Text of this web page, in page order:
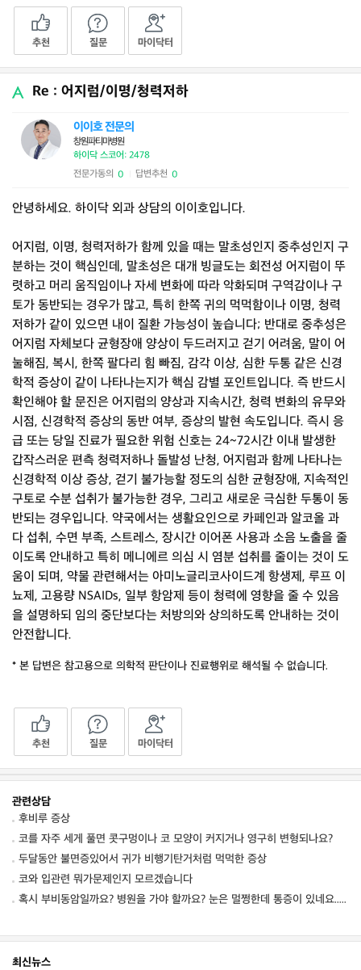
추천 질문 마이닥터
Re : 어지럼/이명/청력저하
이이호 전문의
창원파티마병원
하이닥 스코어: 2478
전문가동의 0 답변추천 0
안녕하세요. 하이닥 외과 상담의 이이호입니다.
어지럼, 이명, 청력저하가 함께 있을 때는 말초성인지 중추성인지 구
분하는 것이 핵심인데, 말초성은 대개 빙글도는 회전성 어지럼이 뚜
렷하고 머리 움직임이나 자세 변화에 따라 악화되며 구역감이나 구
토가 동반되는 경우가 많고, 특히 한쪽 귀의 먹먹함이나 이명, 청력
저하가 같이 있으면 내이 질환 가능성이 높습니다; 반대로 중추성은
어지럼 자체보다 균형장애 양상이 두드러지고 걷기 어려움, 말이 어
눌해짐, 복시, 한쪽 팔다리 힘 빠짐, 감각 이상, 심한 두통 같은 신경
학적 증상이 같이 나타나는지가 핵심 감별 포인트입니다. 즉 반드시
확인해야 할 문진은 어지럼의 양상과 지속시간, 청력 변화의 유무와
시점, 신경학적 증상의 동반 여부, 증상의 발현 속도입니다. 즉시 응
급 또는 당일 진료가 필요한 위험 신호는 24~72시간 이내 발생한
갑작스러운 편측 청력저하나 돌발성 난청, 어지럼과 함께 나타나는
신경학적 이상 증상, 걷기 불가능할 정도의 심한 균형장애, 지속적인
구토로 수분 섭취가 불가능한 경우, 그리고 새로운 극심한 두통이 동
반되는 경우입니다. 약국에서는 생활요인으로 카페인과 알코올 과
다 섭취, 수면 부족, 스트레스, 장시간 이어폰 사용과 소음 노출을 줄
이도록 안내하고 특히 메니에르 의심 시 염분 섭취를 줄이는 것이 도
움이 되며, 약물 관련해서는 아미노글리코사이드계 항생제, 루프 이
뇨제, 고용량 NSAIDs, 일부 항암제 등이 청력에 영향을 줄 수 있음
을 설명하되 임의 중단보다는 처방의와 상의하도록 안내하는 것이
안전합니다.
* 본 답변은 참고용으로 의학적 판단이나 진료행위로 해석될 수 없습니다.
추천 질문 마이닥터
관련상담
후비루 증상
코를 자주 세게 풀면 콧구멍이나 코 모양이 커지거나 영구히 변형되나요?
두달동안 불면증있어서 귀가 비행기탄거처럼 먹먹한 증상
코와 입관련 뭐가문제인지 모르겠습니다
혹시 부비동암일까요? 병원을 가야 할까요? 눈은 멀쩡한데 통증이 있네요.. 눈꺼
최신뉴스